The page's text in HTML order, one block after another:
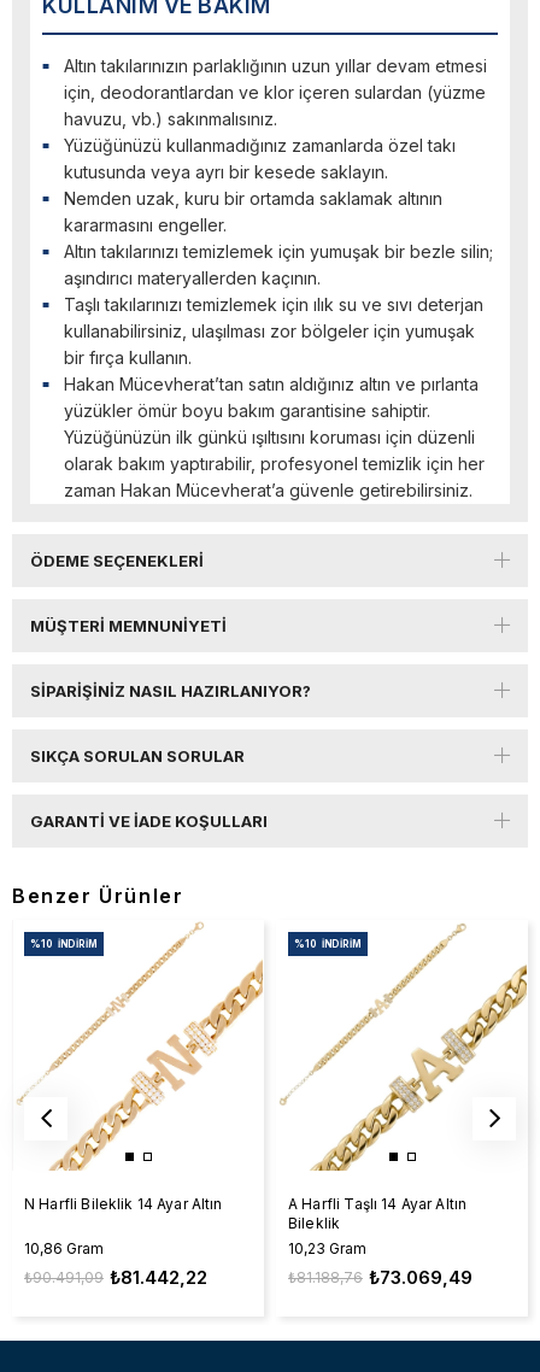
KULLANIM VE BAKIM
Altın takılarınızın parlaklığının uzun yıllar devam etmesi
için, deodorantlardan ve klor içeren sulardan (yüzme
havuzu, vb.) sakınmalısınız.
Yüzüğünüzü kullanmadığınız zamanlarda özel takı
kutusunda veya ayrı bir kesede saklayın.
Nemden uzak, kuru bir ortamda saklamak altının
kararmasını engeller.
Altın takılarınızı temizlemek için yumuşak bir bezle silin;
aşındırıcı materyallerden kaçının.
Taşlı takılarınızı temizlemek için ılık su ve sıvı deterjan
kullanabilirsiniz, ulaşılması zor bölgeler için yumuşak
bir fırça kullanın.
Hakan Mücevherat’tan satın aldığınız altın ve pırlanta
yüzükler ömür boyu bakım garantisine sahiptir.
Yüzüğünüzün ilk günkü ışıltısını koruması için düzenli
olarak bakım yaptırabilir, profesyonel temizlik için her
zaman Hakan Mücevherat’a güvenle getirebilirsiniz.
ÖDEME SEÇENEKLERI
MÜŞTERI MEMNUNIYETI
SIPARIŞINIZ NASIL HAZIRLANIYOR?
SIKÇA SORULAN SORULAR
GARANTI VE İADE KOŞULLARI
Benzer Ürünler
N Harfli Bileklik 14 Ayar Altın
10,86 Gram
₺81.442,22
₺90.491,09
%10 İNDIRIM
A Harfli Taşlı 14 Ayar Altın
Bileklik
10,23 Gram
₺73.069,49
₺81.188,76
%10 İNDIRIM